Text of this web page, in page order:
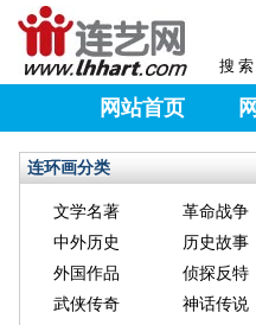
搜 索
网站首页
连环画分类
文学名著
革命战争
中外历史
历史故事
外国作品
侦探反特
武侠传奇
神话传说